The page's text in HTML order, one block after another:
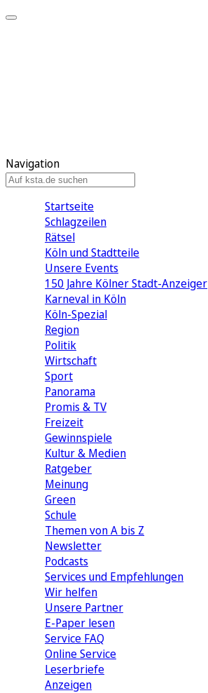
Navigation
Startseite
Schlagzeilen
Rätsel
Köln und Stadtteile
Unsere Events
150 Jahre Kölner Stadt-Anzeiger
Karneval in Köln
Köln-Spezial
Region
Politik
Wirtschaft
Sport
Panorama
Promis & TV
Freizeit
Gewinnspiele
Kultur & Medien
Ratgeber
Meinung
Green
Schule
Themen von A bis Z
Newsletter
Podcasts
Services und Empfehlungen
Wir helfen
Unsere Partner
E-Paper lesen
Service FAQ
Online Service
Leserbriefe
Anzeigen